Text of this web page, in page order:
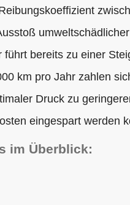
bereits zu einer
km pro Jahr zahlen
Druck zu
eingespart werden
im Überblick: